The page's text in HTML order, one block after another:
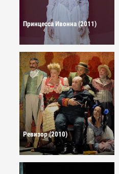
Принцесса Ивонна (2011)
Ревизор (2010)